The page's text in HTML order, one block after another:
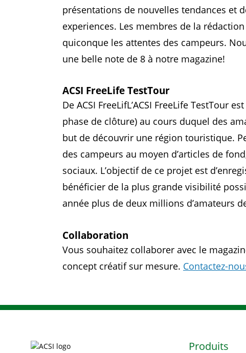
présentations de nouvelles tendances et
experiences. Les membres de la
quiconque les attentes des campeurs.
une belle note de 8 à notre magazine!
ACSI FreeLife TestTour
De ACSI FreeLifL’ACSI FreeLife
phase de clôture) au cours duquel des
but de découvrir une région touristique.
des campeurs au moyen d’articles de
sociaux. L’objectif de ce projet est
bénéficier de la plus grande visibilité
année plus de deux millions d’amateurs
Collaboration
Vous souhaitez collaborer avec le
concept créatif sur mesure. Contactez-
Produits